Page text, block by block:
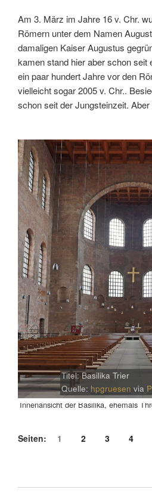
Am 3. März im Jahre 16 v. Chr.
Römern unter dem Namen
damaligen Kaiser Augustus
kamen stand hier aber schon seit
ein paar hundert Jahre vor den
vielleicht sogar 2005 v. Chr..
schon seit der Jungsteinzeit.
Titel: Basilika Trier
Quelle: hpgruesen via
Innenansicht der Basilika, ehemals
Seiten: 1 2 3 4